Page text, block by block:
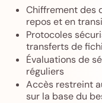
Chiffrement des
repos et en
Protocoles
transferts de
Évaluations de
réguliers
Accès restreint
sur la base du